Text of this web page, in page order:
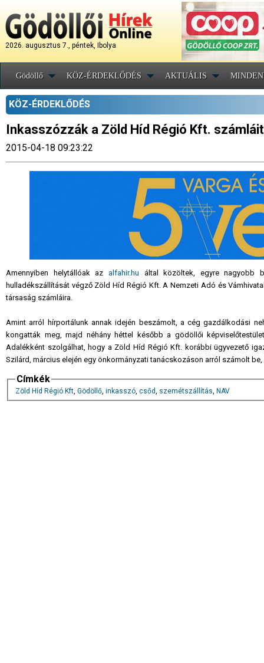
2026. augusztus 7., péntek, Ibolya
Gödöllő KÖZ-ÉRDEKLŐDÉS AKTUÁLIS
KÖZ-ÉRDEKLŐDÉS
Inkasszózzák a Zöld Híd Régió Kft. számláit
2015-04-18 09:23:22
Amennyiben helytállóak az alfahir.hu által közöltek, egyre nagyobb
hulladékszállítását végző Zöld Híd Régió Kft. A Nemzeti Adó és
társaság számláira.
Amint arról hírportálunk annak idején beszámolt, a cég gazdálkodási
kongatták meg, majd néhány héttel később a gödöllői
Adalékként szolgálhat, hogy a Zöld Híd Régió Kft. korábbi ügyvezető
Szilárd, március elején egy önkormányzati tanácskozáson arról számolt
Címkék
Zöld Híd Régió Kft, Gödöllő, inkasszó, csőd, szemétszállítás, NAV